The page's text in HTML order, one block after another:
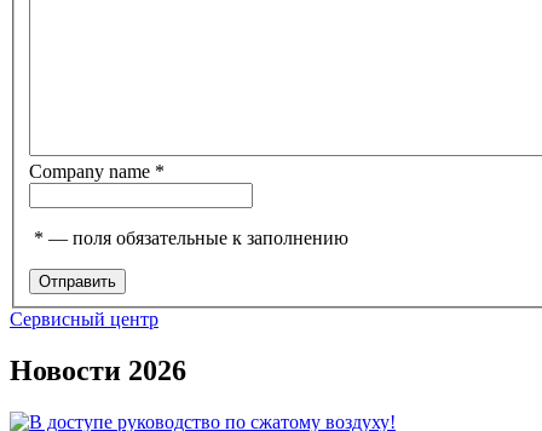
Company name *
* — поля обязательные к заполнению
Сервисный центр
Новости 2026